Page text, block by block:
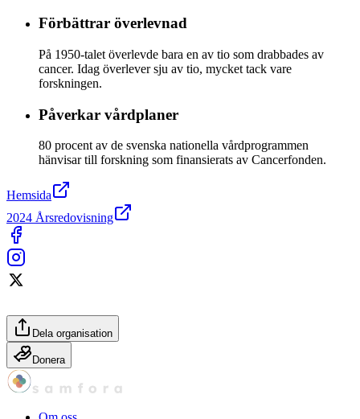
Förbättrar överlevnad
På 1950-talet överlevde bara en av tio som drabbades av
cancer. Idag överlever sju av tio, mycket tack vare
forskningen.
Påverkar vårdplaner
80 procent av de svenska nationella vårdprogrammen
hänvisar till forskning som finansierats av Cancerfonden.
Hemsida
2024 Årsredovisning
Dela organisation
Donera